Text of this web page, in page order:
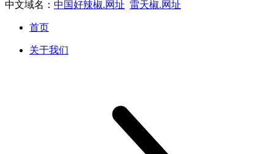
中文域名： 中国好辣椒.网址 雷天椒.网址
首页
关于我们